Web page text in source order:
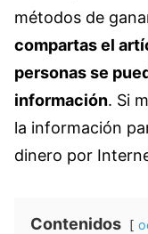
métodos de
compartas el
personas se
información. Si
la información
dinero por
Contenidos